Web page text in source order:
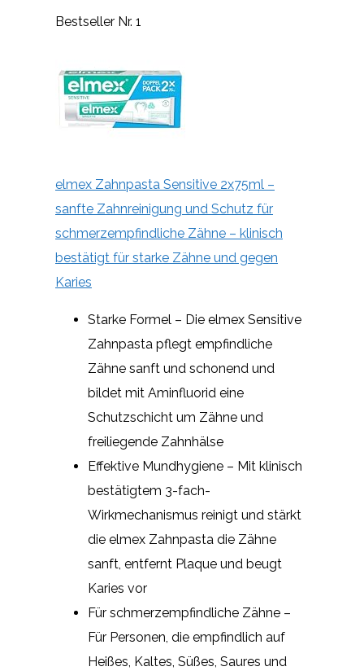
Bestseller Nr. 1
elmex Zahnpasta Sensitive 2x75ml –
sanfte Zahnreinigung und Schutz für
schmerzempfindliche Zähne – klinisch
bestätigt für starke Zähne und gegen
Karies
Starke Formel – Die elmex Sensitive
Zahnpasta pflegt empfindliche
Zähne sanft und schonend und
bildet mit Aminfluorid eine
Schutzschicht um Zähne und
freiliegende Zahnhälse
Effektive Mundhygiene – Mit klinisch
bestätigtem 3-fach-
Wirkmechanismus reinigt und stärkt
die elmex Zahnpasta die Zähne
sanft, entfernt Plaque und beugt
Karies vor
Für schmerzempfindliche Zähne –
Für Personen, die empfindlich auf
Heißes, Kaltes, Süßes, Saures und